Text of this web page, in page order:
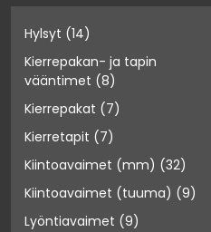
Hylsyt (14)
Kierrepakan- ja tapin
vääntimet (8)
Kierrepakat (7)
Kierretapit (7)
Kiintoavaimet (mm) (32)
Kiintoavaimet (tuuma) (9)
Lyöntiavaimet (9)